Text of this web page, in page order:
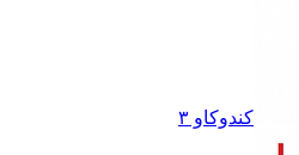
کندوکاو ۳